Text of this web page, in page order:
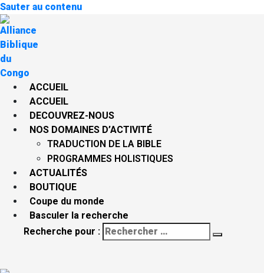
Sauter au contenu
ACCUEIL
ACCUEIL
DECOUVREZ-NOUS
NOS DOMAINES D’ACTIVITÉ
TRADUCTION DE LA BIBLE
PROGRAMMES HOLISTIQUES
ACTUALITÉS
BOUTIQUE
Coupe du monde
Basculer la recherche
Recherche pour :